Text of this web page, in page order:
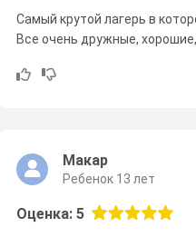
Самый крутой лагерь в
Все очень дружные,
Макар
Ребенок 13 лет
Оценка: 5